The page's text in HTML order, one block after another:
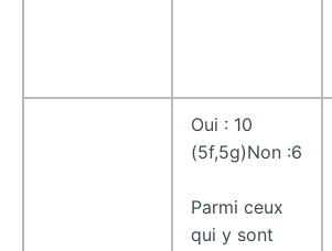
Oui : 10
(5f,5g)Non :6
Parmi ceux
qui y sont